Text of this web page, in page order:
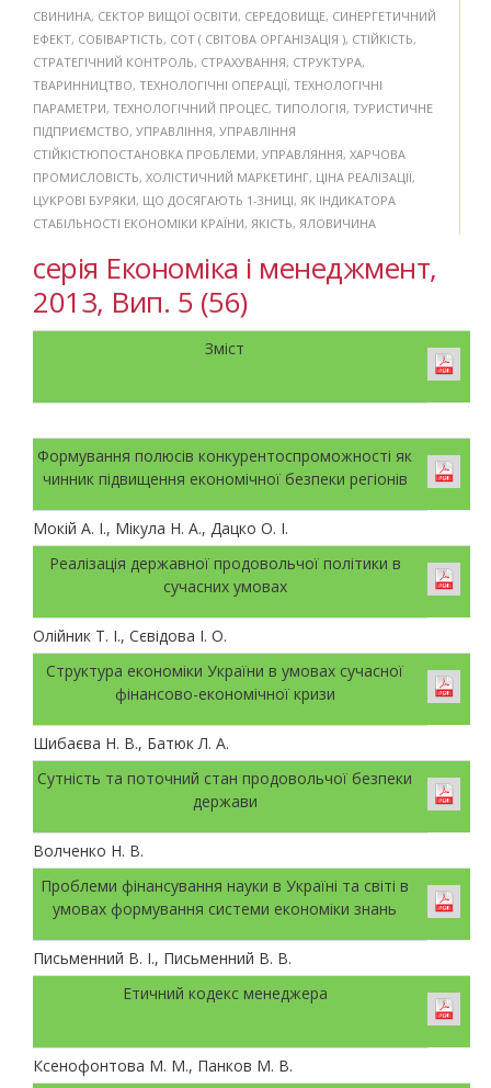
СВИНИНА, СЕКТОР ВИЩОЇ ОСВІТИ, СЕРЕДОВИЩЕ, СИНЕРГЕТИЧНИЙ
ЕФЕКТ, СОБІВАРТІСТЬ, СОТ ( СВІТОВА ОРГАНІЗАЦІЯ ), СТІЙКІСТЬ,
СТРАТЕГІЧНИЙ КОНТРОЛЬ, СТРАХУВАННЯ, СТРУКТУРА,
ТВАРИННИЦТВО, ТЕХНОЛОГІЧНІ ОПЕРАЦІЇ, ТЕХНОЛОГІЧНІ
ПАРАМЕТРИ, ТЕХНОЛОГІЧНИЙ ПРОЦЕС, ТИПОЛОГІЯ, ТУРИСТИЧНЕ
ПІДПРИЄМСТВО, УПРАВЛІННЯ, УПРАВЛІННЯ
СТІЙКІСТЮПОСТАНОВКА ПРОБЛЕМИ, УПРАВЛЯННЯ, ХАРЧОВА
ПРОМИСЛОВІСТЬ, ХОЛІСТИЧНИЙ МАРКЕТИНГ, ЦІНА РЕАЛІЗАЦІЇ,
ЦУКРОВІ БУРЯКИ, ЩО ДОСЯГАЮТЬ 1-3НИЦІ, ЯК ІНДИКАТОРА
СТАБІЛЬНОСТІ ЕКОНОМІКИ КРАЇНИ, ЯКІСТЬ, ЯЛОВИЧИНА
серія Економіка і менеджмент,
2013, Вип. 5 (56)
Зміст
Формування полюсів конкурентоспроможності як
чинник підвищення економічної безпеки регіонів
Мокій А. І., Мікула Н. А., Дацко О. І.
Реалізація державної продовольчої політики в
сучасних умовах
Олійник Т. І., Сєвідова І. О.
Структура економіки України в умовах сучасної
фінансово-економічної кризи
Шибаєва Н. В., Батюк Л. А.
Сутність та поточний стан продовольчої безпеки
держави
Волченко Н. В.
Проблеми фінансування науки в Україні та світі в
умовах формування системи економіки знань
Письменний В. І., Письменний В. В.
Етичний кодекс менеджера
Ксенофонтова М. М., Панков М. В.